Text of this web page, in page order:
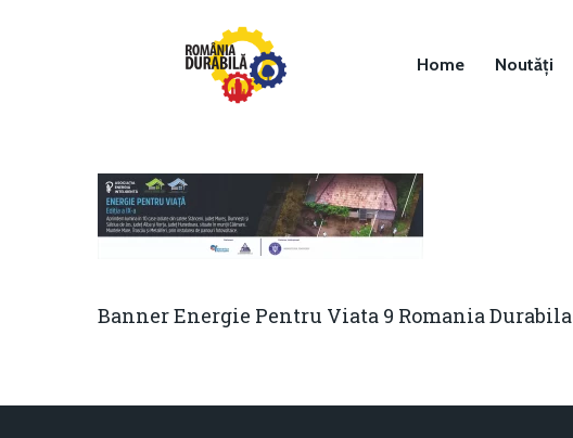
Hit enter to search or ESC to close
Home Noutăți
Banner Energie Pentru Viata 9 Romania Durabila